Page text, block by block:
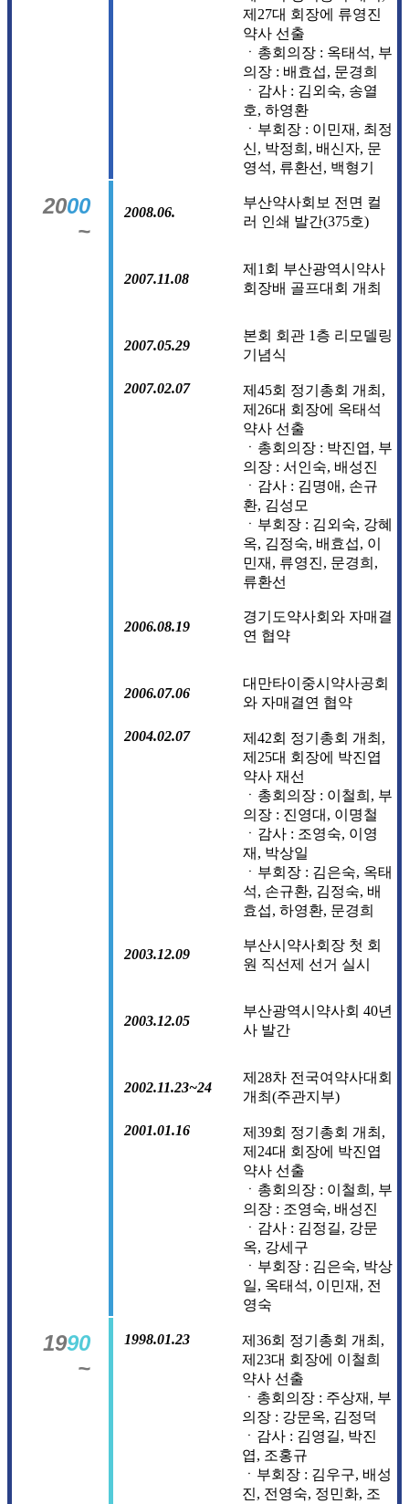
제27대 회장에 류영진
약사 선출
ㆍ총회의장 : 옥태석, 부
의장 : 배효섭, 문경희
ㆍ감사 : 김외숙, 송열
호, 하영환
ㆍ부회장 : 이민재, 최정
신, 박정희, 배신자, 문
영석, 류환선, 백형기
2000
~
2008.06.
부산약사회보 전면 컬
러 인쇄 발간(375호)
2007.11.08
제1회 부산광역시약사
회장배 골프대회 개최
2007.05.29
본회 회관 1층 리모델링
기념식
2007.02.07
제45회 정기총회 개최,
제26대 회장에 옥태석
약사 선출
ㆍ총회의장 : 박진엽, 부
의장 : 서인숙, 배성진
ㆍ감사 : 김명애, 손규
환, 김성모
ㆍ부회장 : 김외숙, 강혜
옥, 김정숙, 배효섭, 이
민재, 류영진, 문경희,
류환선
2006.08.19
경기도약사회와 자매결
연 협약
2006.07.06
대만타이중시약사공회
와 자매결연 협약
2004.02.07
제42회 정기총회 개최,
제25대 회장에 박진엽
약사 재선
ㆍ총회의장 : 이철희, 부
의장 : 진영대, 이명철
ㆍ감사 : 조영숙, 이영
재, 박상일
ㆍ부회장 : 김은숙, 옥태
석, 손규환, 김정숙, 배
효섭, 하영환, 문경희
2003.12.09
부산시약사회장 첫 회
원 직선제 선거 실시
2003.12.05
부산광역시약사회 40년
사 발간
2002.11.23~24
제28차 전국여약사대회
개최(주관지부)
2001.01.16
제39회 정기총회 개최,
제24대 회장에 박진엽
약사 선출
ㆍ총회의장 : 이철희, 부
의장 : 조영숙, 배성진
ㆍ감사 : 김정길, 강문
옥, 강세구
ㆍ부회장 : 김은숙, 박상
일, 옥태석, 이민재, 전
영숙
1990
~
1998.01.23
제36회 정기총회 개최,
제23대 회장에 이철희
약사 선출
ㆍ총회의장 : 주상재, 부
의장 : 강문옥, 김정덕
ㆍ감사 : 김영길, 박진
엽, 조홍규
ㆍ부회장 : 김우구, 배성
진, 전영숙, 정민화, 조